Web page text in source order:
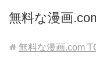
無料な漫画
無料な漫画.com